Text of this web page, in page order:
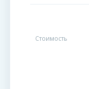
Стоимость